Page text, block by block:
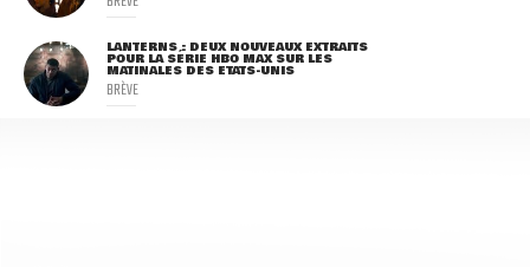
LANTERNS : DEUX NOUVEAUX EXTRAITS
POUR LA SÉRIE HBO MAX SUR LES
MATINALES DES ETATS-UNIS
BRÈVE